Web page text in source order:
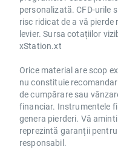
personalizată. CFD-urile
risc ridicat de a vă
levier. Sursa cotațiilor
xStation.xt
Orice material are scop
nu constituie
de cumpărare sau
financiar. Instrumentele
genera pierderi. Vă
reprezintă garanții
responsabil.